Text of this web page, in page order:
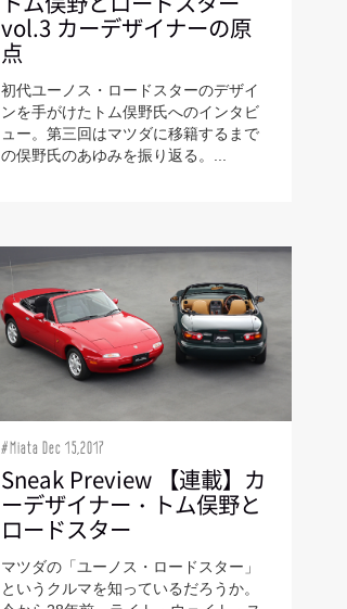
vol.3 カーデザイナーの原
点
初代ユーノス・ロードスターのデザイ
ンを手がけたトム俣野氏へのインタビ
ュー。第三回はマツダに移籍するまで
の俣野氏のあゆみを振り返る。...
#Miata Dec 15,2017
Sneak Preview 【連載】カ
ーデザイナー・トム俣野と
ロードスター
マツダの「ユーノス・ロードスター」
というクルマを知っているだろうか。